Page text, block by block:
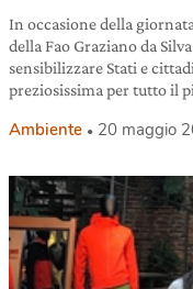
In occasione della
della Fao Graziano da
sensibilizzare Stati e
preziosissima per tutto il
Ambiente 20 maggio